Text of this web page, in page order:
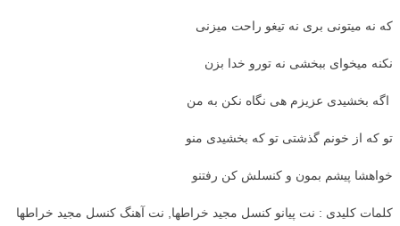
که نه میتونی بری نه تیغو راحت میزنی
نکنه میخوای ببخشی نه تورو خدا بزن
اگه بخشیدی عزیزم هی نگاه نکن به من
تو که از خونم گذشتی تو که بخشیدی منو
خواهشا پیشم بمون و کنسلش کن رفتنو
کلمات کلیدی : نت پیانو کنسل مجید خراطها, نت آهنگ کنسل مجید خراطها